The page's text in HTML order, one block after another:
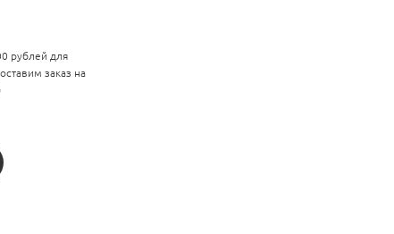
рублей для
заказ на